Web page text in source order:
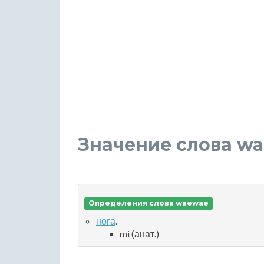
Значение слова
Определения слова waewae
нога.
mi (анат.)